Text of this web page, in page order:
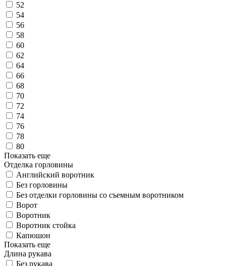
52
54
56
58
60
62
64
66
68
70
72
74
76
78
80
Показать еще
Отделка горловины
Английский воротник
Без горловины
Без отделки горловины со съемным воротником
Ворот
Воротник
Воротник стойка
Капюшон
Показать еще
Длина рукава
Без рукава